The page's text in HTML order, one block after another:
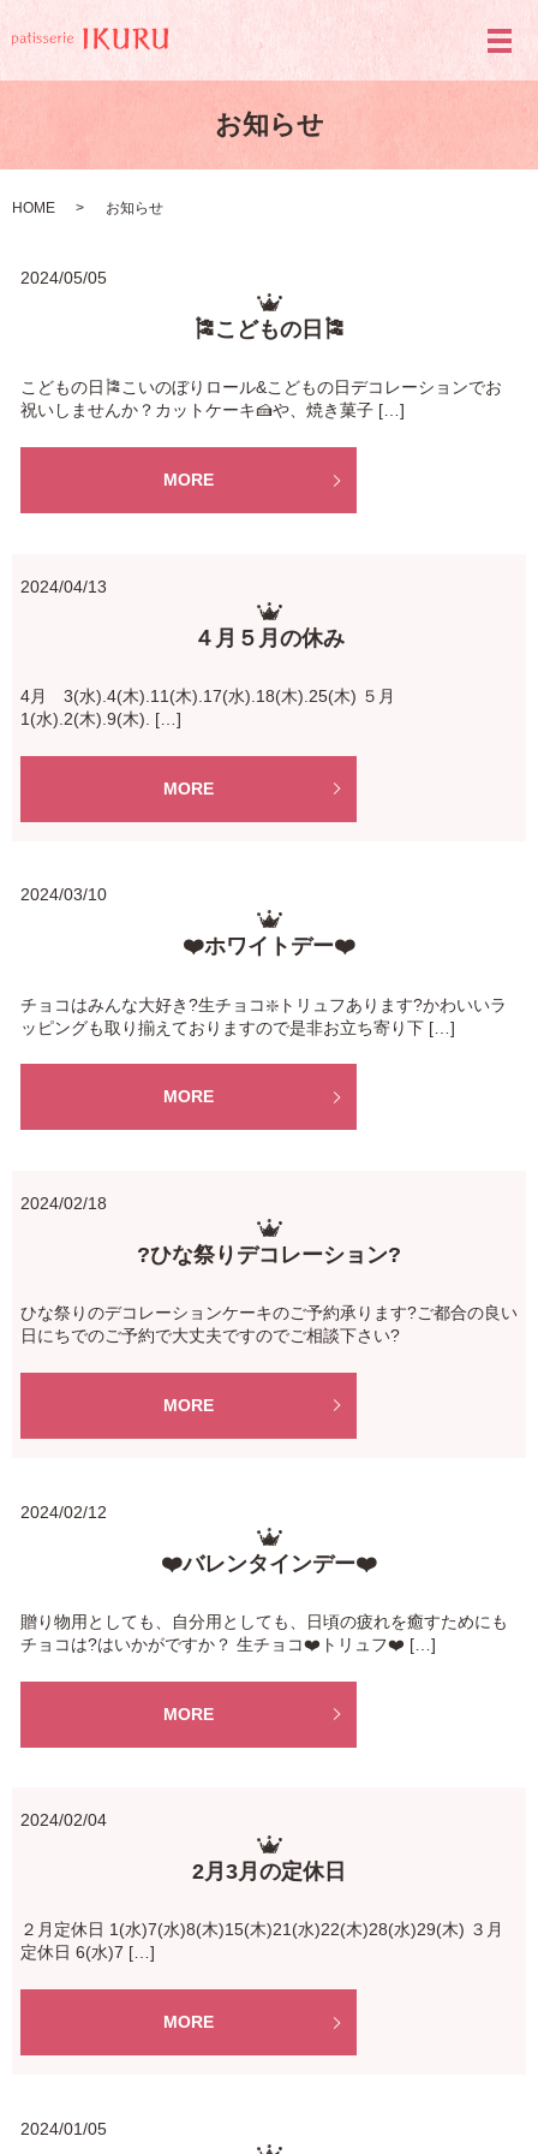
メ
お知らせ
HOME お知らせ
2024/05/05
🎏こどもの日🎏
こどもの日🎏こいのぼりロール&こどもの日デコレーションでお
祝いしませんか？カットケーキ🍰や、焼き菓子 […]
MORE
2024/04/13
４月５月の休み
4月 3(水).4(木).11(木).17(水).18(木).25(木) ５月
1(水).2(木).9(木). […]
MORE
2024/03/10
❤️ホワイトデー❤️
チョコはみんな大好き?生チョコ❇️トリュフあります?かわいいラ
ッピングも取り揃えておりますので是非お立ち寄り下 […]
MORE
2024/02/18
?ひな祭りデコレーション?
ひな祭りのデコレーションケーキのご予約承ります?ご都合の良い
日にちでのご予約で大丈夫ですのでご相談下さい?
MORE
2024/02/12
❤️バレンタインデー❤️
贈り物用としても、自分用としても、日頃の疲れを癒すためにも
チョコは?はいかがですか？ 生チョコ❤️トリュフ❤️ […]
MORE
2024/02/04
2月3月の定休日
２月定休日 1(水)7(水)8(木)15(木)21(水)22(木)28(水)29(木) ３月
定休日 6(水)7 […]
MORE
2024/01/05